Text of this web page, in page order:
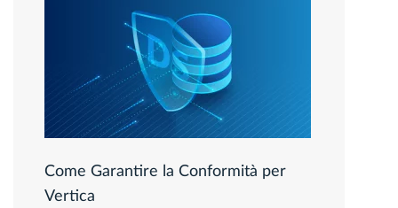
Come Garantire la Conformità per
Vertica